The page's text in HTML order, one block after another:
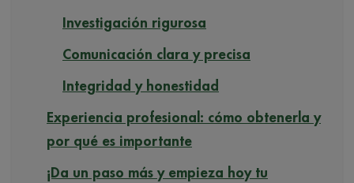
Investigación rigurosa
Comunicación clara y precisa
Integridad y honestidad
Experiencia profesional: cómo obtenerla y
por qué es importante
¡Da un paso más y empieza hoy tu